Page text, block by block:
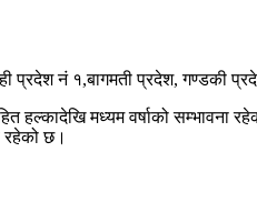
नं १,बागमती प्रदेश, गण्डकी
हल्कादेखि मध्यम वर्षाको सम्भावना
रहेको छ।